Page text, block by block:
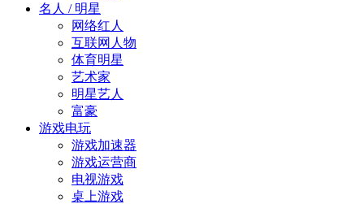
名人 / 明星
网络红人
互联网人物
体育明星
艺术家
明星艺人
富豪
游戏电玩
游戏加速器
游戏运营商
电视游戏
桌上游戏